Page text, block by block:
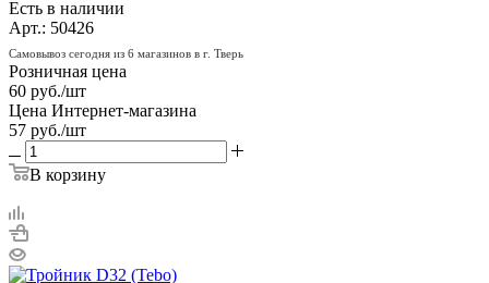
Есть в наличии
Арт.: 50426
Самовывоз сегодня из 6 магазинов в г. Тверь
Розничная цена
60 руб./шт
Цена Интернет-магазина
57 руб./шт
В корзину